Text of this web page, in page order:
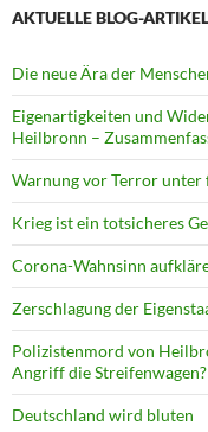
AKTUELLE BLOG-ARTIKEL
Die neue Ära der
Eigenartigkeiten und
Heilbronn –
Warnung vor Terror unter
Krieg ist ein totsicheres
Corona-Wahnsinn
Zerschlagung der
Polizistenmord von
Angriff die Streifenwagen?
Deutschland wird bluten